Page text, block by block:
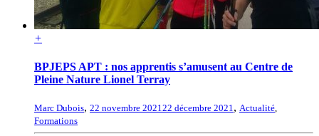
+
BPJEPS APT : nos apprentis s’amusent au Centre de
Pleine Nature Lionel Terray
Marc Dubois, 22 novembre 2021 22 décembre 2021 , Actualité
Formations